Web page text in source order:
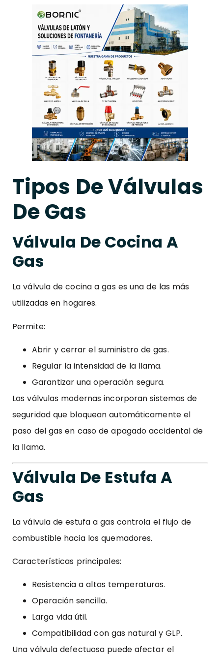
Tipos De Válvulas
De Gas
Válvula De Cocina A
Gas
La válvula de cocina a gas es una de las más
utilizadas en hogares.
Permite:
Abrir y cerrar el suministro de gas.
Regular la intensidad de la llama.
Garantizar una operación segura.
Las válvulas modernas incorporan sistemas de
seguridad que bloquean automáticamente el
paso del gas en caso de apagado accidental de
la llama.
Válvula De Estufa A
Gas
La válvula de estufa a gas controla el flujo de
combustible hacia los quemadores.
Características principales:
Resistencia a altas temperaturas.
Operación sencilla.
Larga vida útil.
Compatibilidad con gas natural y GLP.
Una válvula defectuosa puede afectar el